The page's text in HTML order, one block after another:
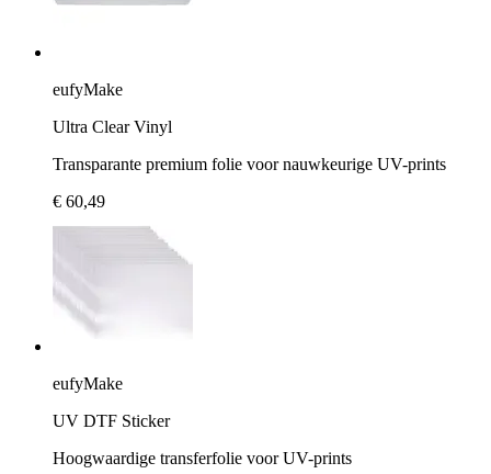
eufyMake
Ultra Clear Vinyl
Transparante premium folie voor nauwkeurige UV-prints
€ 60,49
eufyMake
UV DTF Sticker
Hoogwaardige transferfolie voor UV-prints